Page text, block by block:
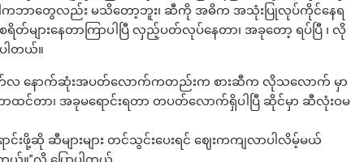
ကဘာတွေလည်း မသိတော့ဘူး၊ ဆီကို အဓိက အသုံးပြုလုပ်ကိုင်နေရ
ားနေတာကြာပါပြီ လှည့်ပတ်လုပ်နေတာ၊ အခုတော့ ရပ်ပြီ ၊ လို
ါတယ်။
ြဂုတ်လ နောက်ဆုံးအပတ်လောက်ကတည်းက စားဆီက လိုသလောက် မှာ
တာ၊ အခုမရောင်းရတာ တပတ်လောက်ရှိပါပြီ ဆိုင်မှာ ဆီလုံးဝမ
းဖို့ဆို ဆီများများ တင်သွင်းပေးရင် ဈေးကကျလာပါလိမ့်မယ်